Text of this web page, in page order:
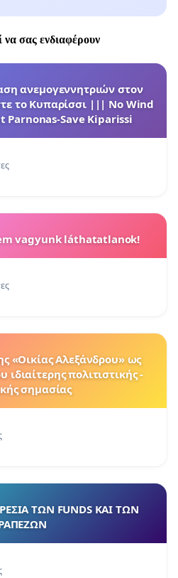
να σας ενδιαφέρουν
ανεμογεννητριών στον
το Κυπαρίσσι ||| No Wind
Parnonas-Save Kiparissi
vagyunk láthatatlanok!
«Οικίας Αλεξάνδρου» ως
ιδιαίτερης πολιτιστικής -
σημασίας
ΤΩΝ FUNDS ΚΑΙ ΤΩΝ